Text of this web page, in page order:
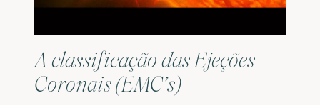
A classificação das Ejeções
Coronais (EMC’s)